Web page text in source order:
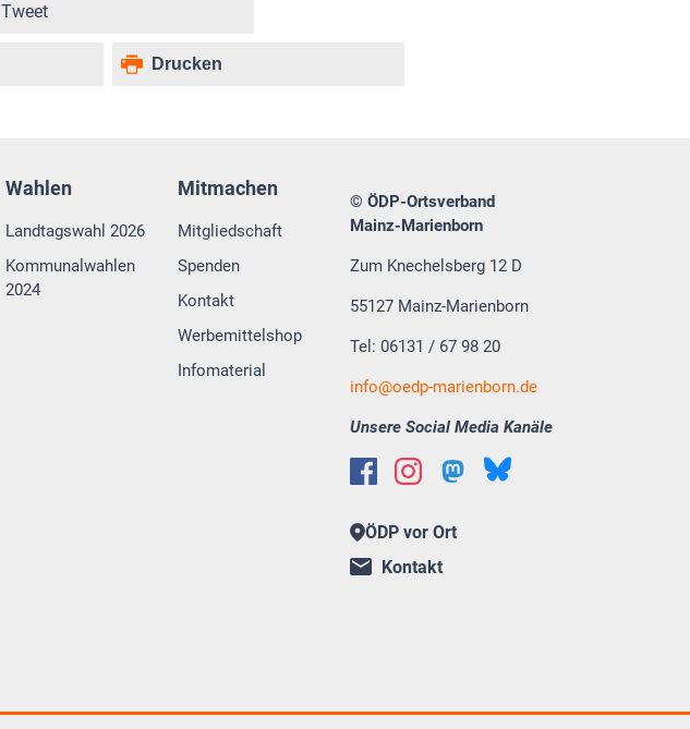
Tweet
Drucken
Wahlen
Landtagswahl 2026
Kommunalwahlen
2024
Mitmachen
Mitgliedschaft
Spenden
Kontakt
Werbemittelshop
Infomaterial
© ÖDP-Ortsverband
Mainz-Marienborn
Zum Knechelsberg 12 D
55127 Mainz-Marienborn
Tel: 06131 / 67 98 20
info@oedp-marienborn.de
Unsere Social Media Kanäle
ÖDP vor Ort
Kontakt